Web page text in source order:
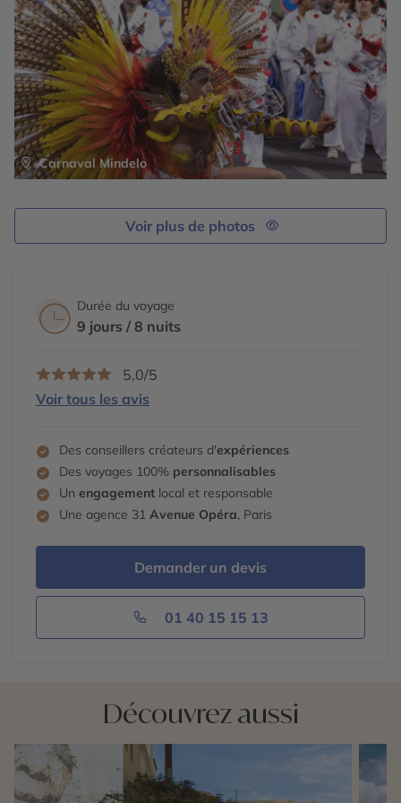
En option : Visite du musée d’artisanat de Mindelo,
selon les jours et la disponibilité, possibilité de visiter un
atelier de tissage et de poterie, continuation jusqu’à la
petite plage de Laginha.
Carnaval Mindelo
Voir plus de photos
Durée du voyage
9 jours / 8 nuits
5,0/5
Voir tous les avis
Des conseillers créateurs d'expériences
Des voyages 100% personnalisables
Un engagement local et responsable
Une agence 31 Avenue Opéra, Paris
Demander un devis
01 40 15 15 13
Découvrez aussi